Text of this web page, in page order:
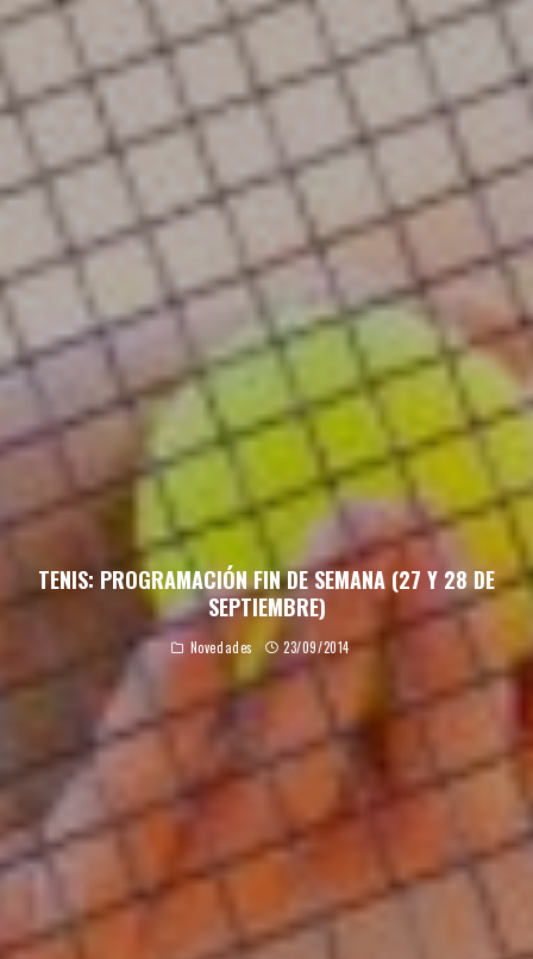
TENIS: PROGRAMACIÓN FIN DE SEMANA (27 Y 28 DE
SEPTIEMBRE)
Novedades 23/09/2014